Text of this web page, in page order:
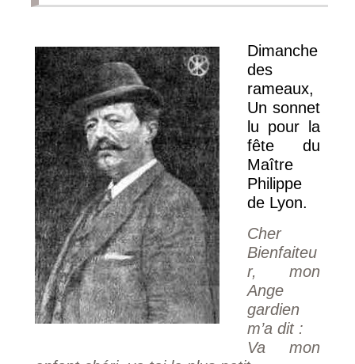
Dimanche
des
rameaux,
Un sonnet
lu pour la
fête du
Maître
Philippe
de Lyon.
Cher
Bienfaiteu
r, mon
Ange
gardien
m’a dit :
Va mon